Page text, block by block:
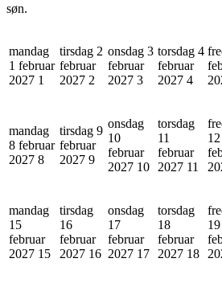
søn.
mandag
1 februar
2027 1
tirsdag 2
februar
2027 2
onsdag 3
februar
2027 3
torsdag 4
februar
2027 4
mandag
8 februar
2027 8
tirsdag 9
februar
2027 9
onsdag
10
februar
2027 10
torsdag
11
februar
2027 11
12
mandag
15
februar
2027 15
tirsdag
16
februar
2027 16
onsdag
17
februar
2027 17
torsdag
18
februar
2027 18
19